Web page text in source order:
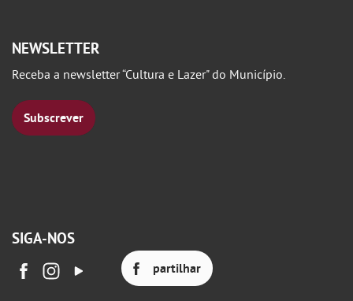
NEWSLETTER
Receba a newsletter “Cultura e Lazer" do Município.
Subscrever
SIGA-NOS
partilhar